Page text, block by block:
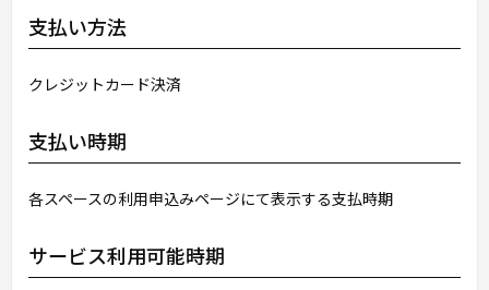
支払い方法
クレジットカード決済
支払い時期
各スペースの利用申込みページにて表示する支払時期
サービス利用可能時期